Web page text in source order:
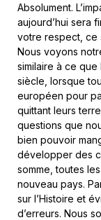
Absolument.
aujourd’hui sera
votre respect, ce
Nous voyons
similaire à ce que
siècle, lorsque
européen pour
quittant leurs
questions que
bien pouvoir
développer des
somme, toutes
nouveau pays.
sur l’Histoire et
d’erreurs. Nous